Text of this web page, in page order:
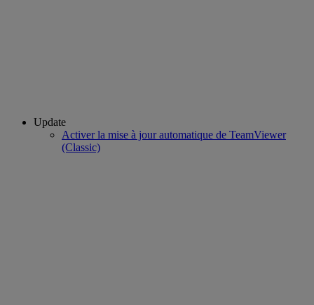
Update
Activer la mise à jour automatique de TeamViewer
(Classic)